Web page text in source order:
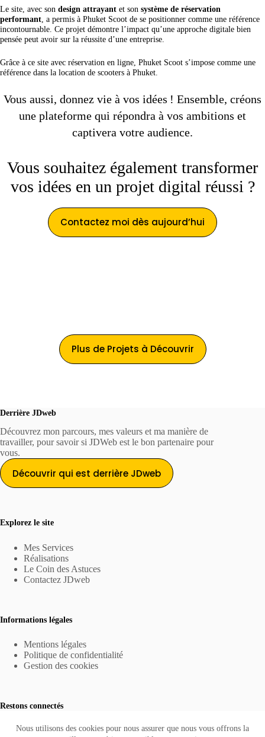
Nous utilisons des cookies pour nous assurer que nous vous offrons la
Le site, avec son design attrayant et son système de réservation
performant, a permis à Phuket Scoot de se positionner comme une référence
incontournable. Ce projet démontre l’impact qu’une approche digitale bien
pensée peut avoir sur la réussite d’une entreprise.
Grâce à ce site avec réservation en ligne, Phuket Scoot s’impose comme une
référence dans la location de scooters à Phuket.
Vous aussi, donnez vie à vos idées ! Ensemble, créons
une plateforme qui répondra à vos ambitions et
captivera votre audience.
Vous souhaitez également transformer
vos idées en un projet digital réussi ?
Contactez moi dès aujourd’hui
Plus de Projets à Découvrir
Derrière JDweb
Découvrez mon parcours, mes valeurs et ma manière de
travailler, pour savoir si JDWeb est le bon partenaire pour
vous.
Découvrir qui est derrière JDweb
Explorez le site
Mes Services
Réalisations
Le Coin des Astuces
Contactez JDweb
Informations légales
Mentions légales
Politique de confidentialité
Gestion des cookies
Restons connectés
info@jdweb.ch